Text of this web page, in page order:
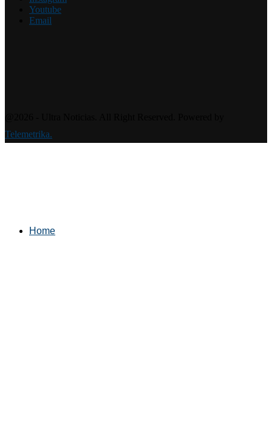
Youtube
Email
Telemetrika.
Home